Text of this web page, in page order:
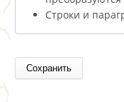
Строки и